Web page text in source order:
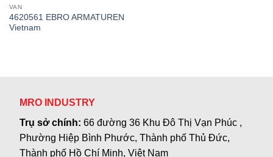
VAN
4620561 EBRO ARMATUREN
Vietnam
MRO INDUSTRY
Trụ sở chính:66 đường 36 Khu Đô Thị Vạn Phúc ,
Phường Hiệp Bình Phước, Thành phố Thủ Đức,
Thành phố Hồ Chí Minh, Việt Nam